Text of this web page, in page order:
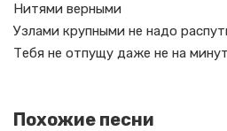
Нитями верными
Узлами крупными не надо
Тебя не отпущу даже не на
Похожие песни